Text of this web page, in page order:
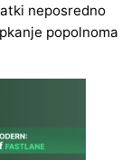
neposredno
popolnoma